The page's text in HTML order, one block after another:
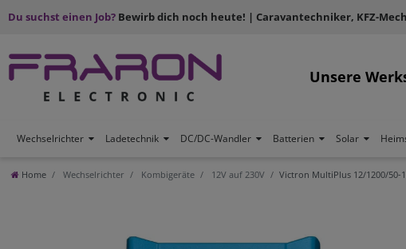
Du suchst einen Job? Bewirb dich noch heute! | Caravantechniker, KFZ-
Unsere
Wechselrichter Ladetechnik DC/DC-Wandler Batterien Solar
Home Wechselrichter Kombigeräte 12V auf 230V Victron MultiPlus 12/1200/50-